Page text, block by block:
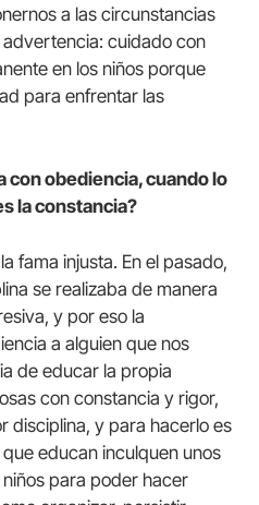
a las circunstancias
cuidado con
en los niños porque
para enfrentar las
obediencia, cuando lo
la constancia?
fama injusta. En el pasado,
se realizaba de manera
y por eso la
a alguien que nos
de educar la propia
con constancia y rigor,
disciplina, y para hacerlo es
educan inculquen unos
para poder hacer